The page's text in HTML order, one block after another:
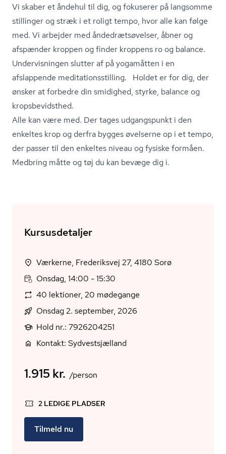
Vi skaber et åndehul til dig, og fokuserer på langsomme
stillinger og stræk i et roligt tempo, hvor alle kan følge
med. Vi arbejder med ån­de­drætsø­vel­ser, åbner og
afspænder kroppen og finder kroppens ro og balance.
Undervisningen slutter af på yogamåtten i en
afslappende me­di­ta­tions­stil­ling. Holdet er for dig, der
ønsker at forbedre din smidighed, styrke, balance og
kro­ps­be­vidst­hed.
Alle kan være med. Der tages udgangspunkt i den
enkeltes krop og derfra bygges øvelserne op i et tempo,
der passer til den enkeltes niveau og fysiske formåen.
Medbring måtte og tøj du kan bevæge dig i.
Kursusdetaljer
Værkerne, Frederiksvej 27, 4180 Sorø
Onsdag, 14:00 - 15:30
40 lektioner, 20 mødegange
Onsdag 2. september, 2026
Hold nr.: 7926204251
Kontakt: Sydvestsjælland
1.915 kr. /person
2 LEDIGE PLADSER
Tilmeld nu